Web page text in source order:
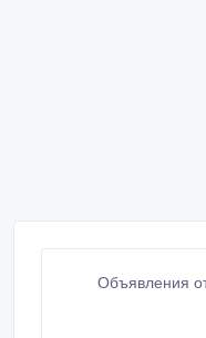
Объявления